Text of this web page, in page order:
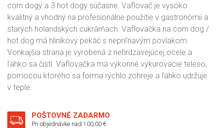
corn dogy a 3 hot dogy súčasne. Vaflovač je vysoko
kvalitný a vhodný na profesionálne použitie v gastronómii a
starých holandských cukrárňach. Vaflovačka na corn dog /
hot dog má hliníkový pekáč s nepriľnavým povlakom.
Vonkajšia strana je vyrobená z nehrdzavejúcej ocele a
ľahko sa čistí. Vaflovačka má výkonné vykurovacie teleso,
pomocou ktorého sa forma rýchlo zohreje a ľahko udržuje
v teple.
POŠTOVNÉ ZADARMO
Pri objednávke nad 100,00 €